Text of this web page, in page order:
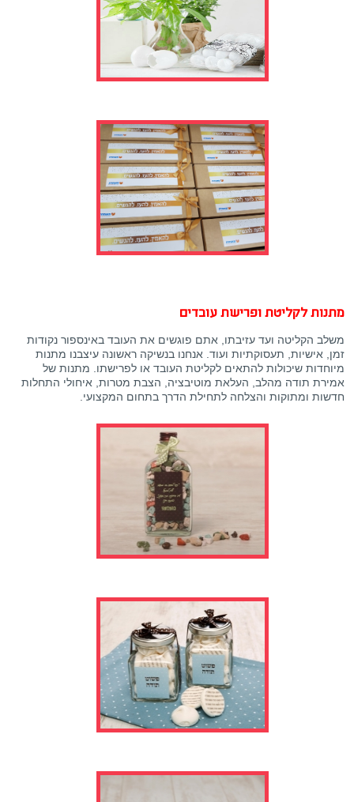
מתנות לקליטת ופרישת עובדים
משלב הקליטה ועד עזיבתו, אתם פוגשים את העובד באינספור נקודות
זמן, אישיות, תעסוקתיות ועוד. אנחנו בנשיקה ראשונה עיצבנו מתנות
מיוחדות שיכולות להתאים לקליטת העובד או לפרישתו. מתנות של
אמירת תודה מהלב, העלאת מוטיבציה, הצבת מטרות, איחולי התחלות
חדשות ומתוקות והצלחה לתחילת הדרך בתחום המקצועי.